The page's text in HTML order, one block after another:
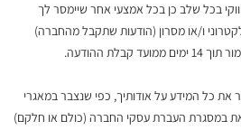
בכל שלב כן בכל אמצעי אחר שיימסר לך
ו/או מסרון (הודעות שתקבל מהחברה)
ההודעה.
את כל המידע על אודותיך, כפי שנצבר במאגרי
במסגרת העברת עסקי החברה (כולם או חלקם)